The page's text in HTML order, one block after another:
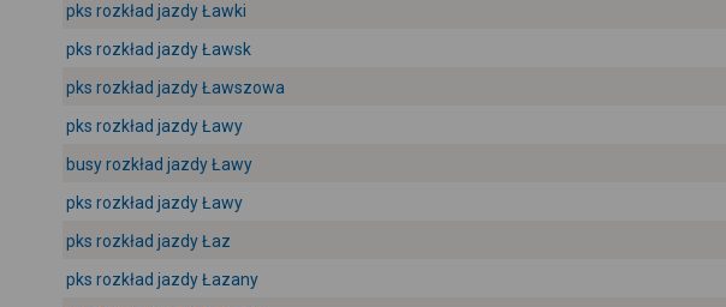
pks rozkład jazdy Ławki
pks rozkład jazdy Ławsk
pks rozkład jazdy Ławszowa
pks rozkład jazdy Ławy
busy rozkład jazdy Ławy
pks rozkład jazdy Ławy
pks rozkład jazdy Łaz
pks rozkład jazdy Łazany